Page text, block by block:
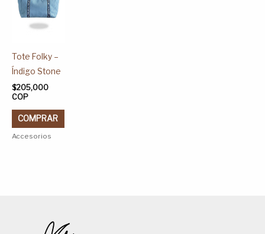
Tote Folky –
Índigo Stone
$205,000
COP
COMPRAR
Accesorios